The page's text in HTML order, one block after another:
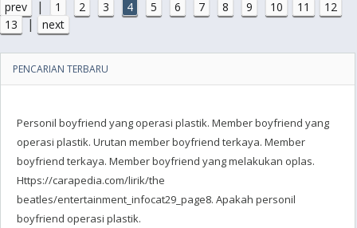
prev | 1 2 3 4 5 6 7 8 9 10 11
12
13
| next
PENCARIAN TERBARU
Personil boyfriend yang operasi plastik. Member boyfriend yang
operasi plastik. Urutan member boyfriend terkaya. Member
boyfriend terkaya. Member boyfriend yang melakukan oplas.
Https://carapedia.com/lirik/the
beatles/entertainment_infocat29_page8. Apakah personil
boyfriend operasi plastik.